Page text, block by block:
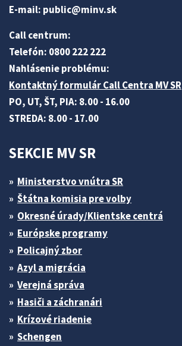
E-mail: public@minv.sk
Call centrum:
Telefón: 0800 222 222
Nahlásenie problému:
Kontaktný formulár Call Centra MV SR
PO, UT, ŠT, PIA: 8.00 - 16.00
STREDA: 8.00 - 17.00
SEKCIE MV SR
Ministerstvo vnútra SR
Štátna komisia pre volby
Okresné úrady/Klientske centrá
Európske programy
Policajný zbor
Azyl a migrácia
Verejná správa
Hasiči a záchranári
Krízové riadenie
Schengen